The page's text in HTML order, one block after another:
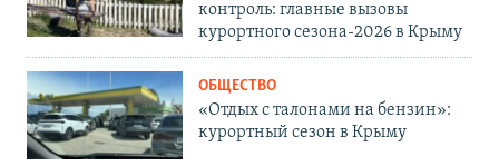
контроль: главные вызовы
курортного сезона-2026 в Крыму
ОБЩЕСТВО
«Отдых с талонами на бензин»:
курортный сезон в Крыму